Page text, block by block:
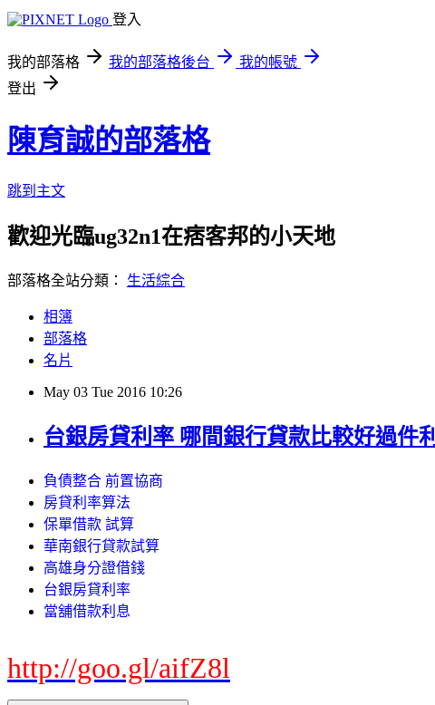
登入
我的部落格 我的部落格後台
我的帳號
登出
陳育誠的部落格
跳到主文
歡迎光臨ug32n1在痞客邦的小天地
部落格全站分類： 生活綜合
相簿
部落格
名片
May 03 Tue 2016 10:26
台銀房貸利率 哪間銀行貸款比較好過件
負債整合 前置協商
房貸利率算法
保單借款 試算
華南銀行貸款試算
高雄身分證借錢
台銀房貸利率
當舖借款利息
http://goo.gl/aifZ8l